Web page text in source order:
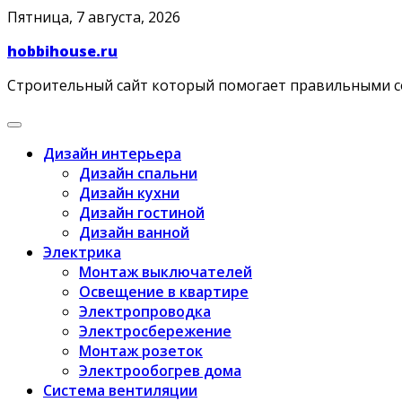
Skip
content
Пятница, 7 августа, 2026
hobbihouse.ru
Строительный сайт который помогает правильными
Дизайн интерьера
Дизайн спальни
Дизайн кухни
Дизайн гостиной
Дизайн ванной
Электрика
Монтаж выключателей
Освещение в квартире
Электропроводка
Электросбережение
Монтаж розеток
Электрообогрев дома
Система вентиляции